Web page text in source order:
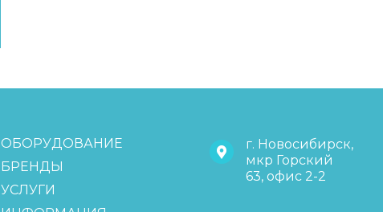
ОБОРУДОВАНИЕ
БРЕНДЫ
УСЛУГИ
г. Новосибирск,
мкр Горский
63, офис 2-2